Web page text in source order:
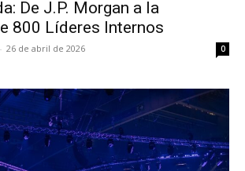
De J.P. Morgan a la
800 Líderes Internos
- 26 de abril de 2026 0